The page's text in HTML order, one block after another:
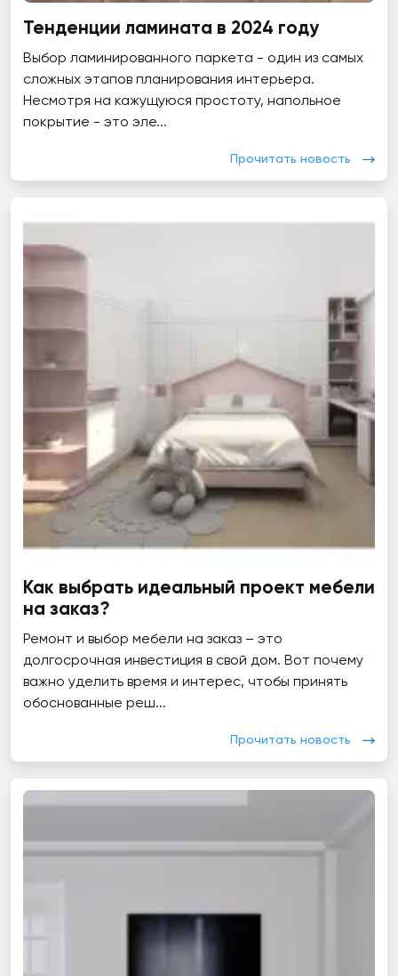
Тенденции ламината в 2024 году
Выбор ламинированного паркета - один из самых
сложных этапов планирования интерьера.
Несмотря на кажущуюся простоту, напольное
покрытие - это эле...
Прочитать новость
Как выбрать идеальный проект мебели
на заказ?
Ремонт и выбор мебели на заказ – это
долгосрочная инвестиция в свой дом. Вот почему
важно уделить время и интерес, чтобы принять
обоснованные реш...
Прочитать новость